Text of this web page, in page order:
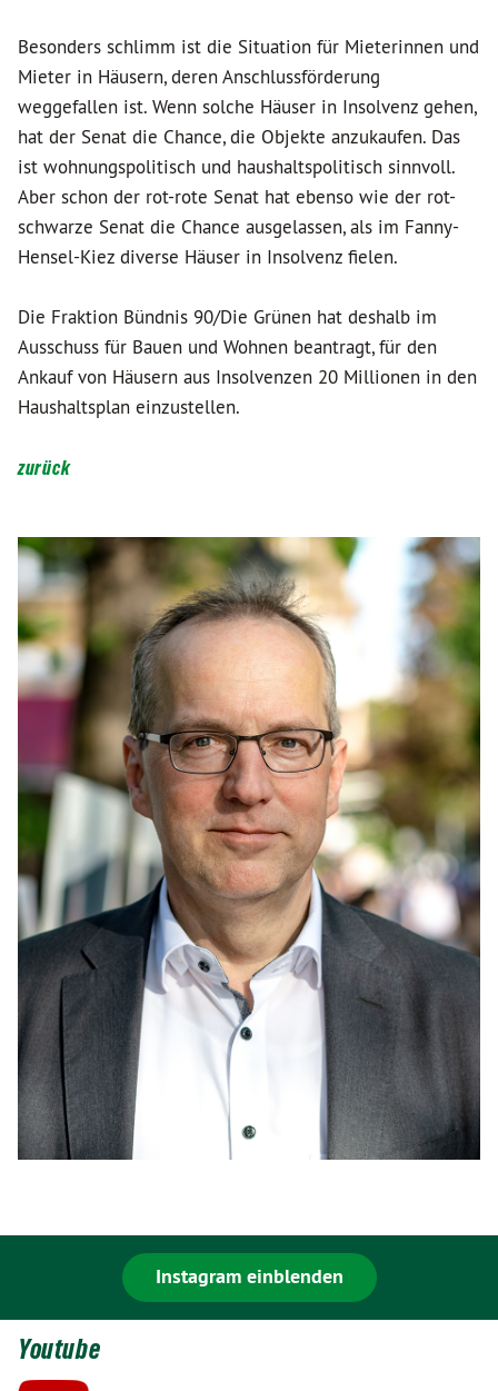
Besonders schlimm ist die Situation für Mieterinnen und
Mieter in Häusern, deren Anschlussförderung
weggefallen ist. Wenn solche Häuser in Insolvenz gehen,
hat der Senat die Chance, die Objekte anzukaufen. Das
ist wohnungspolitisch und haushaltspolitisch sinnvoll.
Aber schon der rot-rote Senat hat ebenso wie der rot-
schwarze Senat die Chance ausgelassen, als im Fanny-
Hensel-Kiez diverse Häuser in Insolvenz fielen.
Die Fraktion Bündnis 90/Die Grünen hat deshalb im
Ausschuss für Bauen und Wohnen beantragt, für den
Ankauf von Häusern aus Insolvenzen 20 Millionen in den
Haushaltsplan einzustellen.
zurück
Instagram einblenden
Youtube